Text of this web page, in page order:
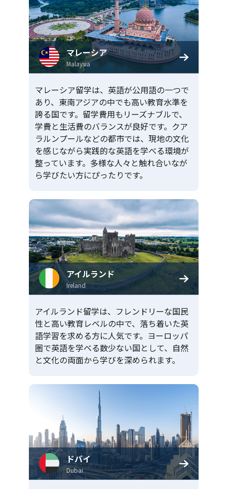
マレーシア
Malaysia
マレーシア留学は、英語が公用語の一つで
あり、東南アジアの中でも高い教育水準を
誇る国です。留学費用もリーズナブルで、
学費と生活費のバランスが良好です。クア
ラルンプールなどの都市では、現地の文化
を感じながら実践的な英語を学べる環境が
整っています。多様な人々と触れ合いなが
ら学びたい方にぴったりです。
アイルランド
Ireland
アイルランド留学は、フレンドリーな国民
性と高い教育レベルの中で、落ち着いた英
語学習を求める方に人気です。ヨーロッパ
圏で英語を学べる数少ない国として、自然
と文化の両面から学びを深められます。
ドバイ
Dubai